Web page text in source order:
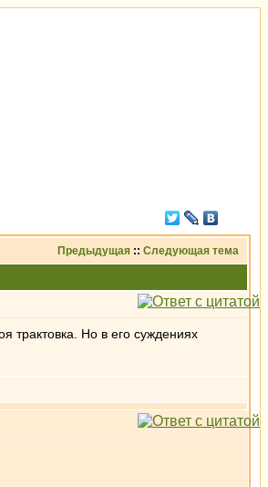
Предыдущая :: Следующая тема
трактовка. Но в его суждениях